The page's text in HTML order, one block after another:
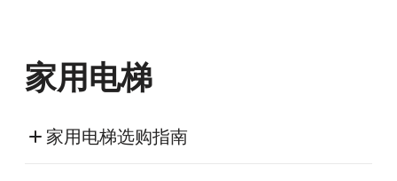
家用电梯
家用电梯选购指南